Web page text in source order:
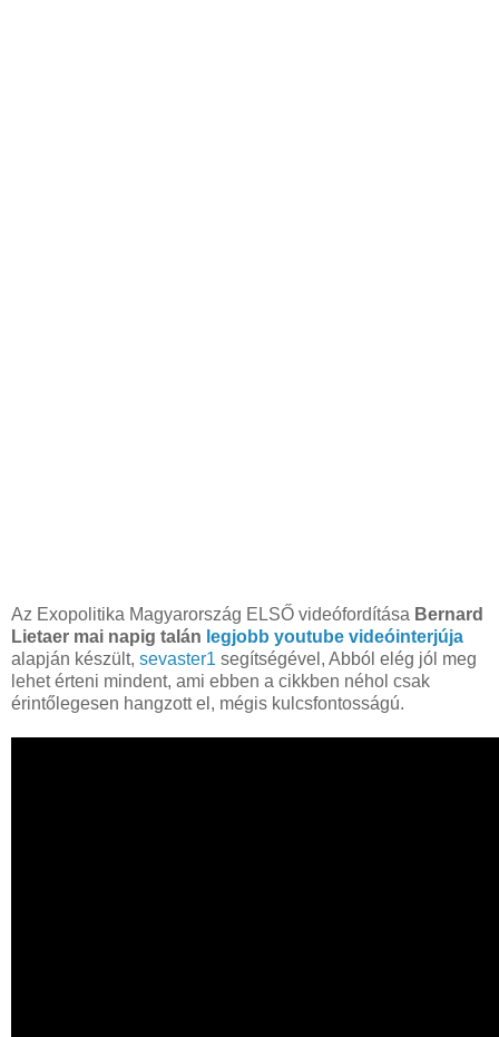
Az Exopolitika Magyarország ELSŐ videófordítása Bernard
Lietaer mai napig talán legjobb youtube videóinterjúja
alapján készült, sevaster1 segítségével, Abból elég jól meg
lehet érteni mindent, ami ebben a cikkben néhol csak
érintőlegesen hangzott el, mégis kulcsfontosságú.